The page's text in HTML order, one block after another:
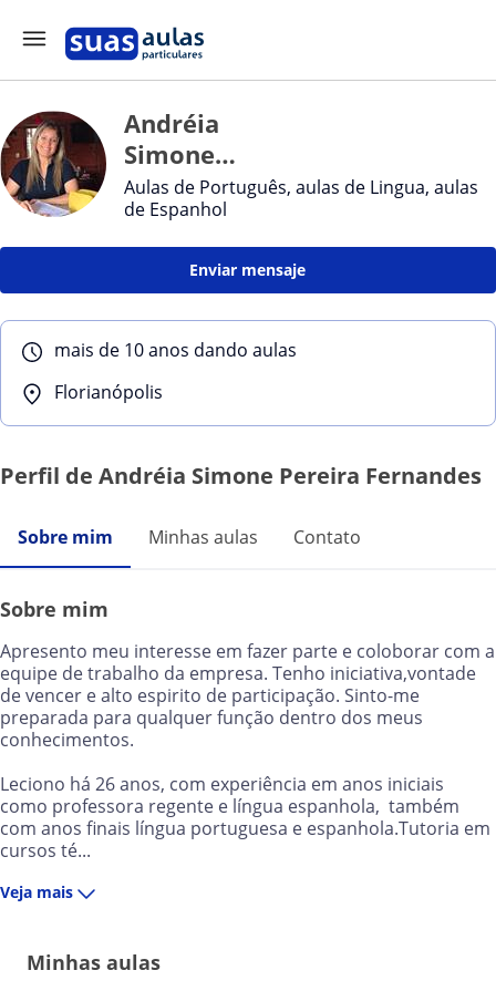
Andréia
Simone
Pereira
Fernandes
Aulas de Português, aulas de Lingua, aulas
de Espanhol
Enviar mensaje
mais de 10 anos dando aulas
Florianópolis
Perfil de Andréia Simone Pereira Fernandes
Sobre mim Minhas aulas Contato
Sobre mim
Apresento meu interesse em fazer parte e coloborar com a
equipe de trabalho da empresa. Tenho iniciativa,vontade
de vencer e alto espirito de participação. Sinto-me
preparada para qualquer função dentro dos meus
conhecimentos.
Leciono há 26 anos, com experiência em anos iniciais
como professora regente e língua espanhola, também
com anos finais língua portuguesa e espanhola.Tutoria em
cursos té...
Veja mais
Minhas aulas